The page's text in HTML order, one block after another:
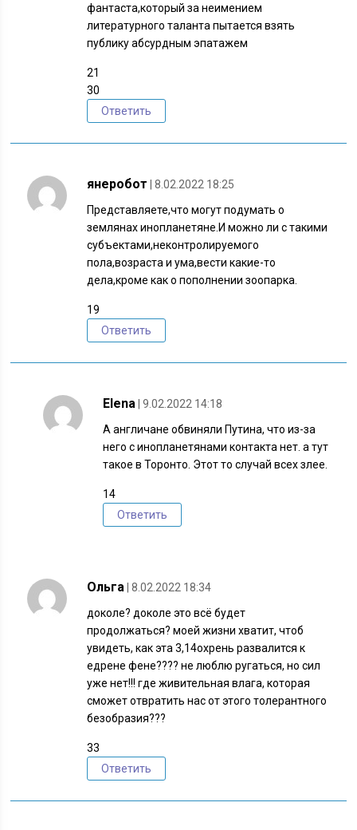
фантаста,который за неимением
литературного таланта пытается взять
публику абсурдным эпатажем
21
30
Ответить
янеробот
| 8.02.2022 18:25
Представляете,что могут подумать о
землянах инопланетяне.И можно ли с такими
субъектами,неконтролируемого
пола,возраста и ума,вести какие-то
дела,кроме как о пополнении зоопарка.
19
Ответить
Elena
| 9.02.2022 14:18
А англичане обвиняли Путина, что из-за
него с инопланетянами контакта нет. а тут
такое в Торонто. Этот то случай всех злее.
14
Ответить
Ольга
| 8.02.2022 18:34
доколе? доколе это всё будет
продолжаться? моей жизни хватит, чтоб
увидеть, как эта 3,14охрень развалится к
едрене фене???? не люблю ругаться, но сил
уже нет!!! где живительная влага, которая
сможет отвратить нас от этого толерантного
безобразия???
33
Ответить